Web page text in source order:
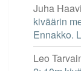
Juha
kiväärin
Ennakko.
Leo